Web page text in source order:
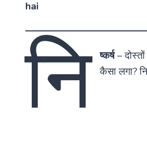
hai
नि ष्कर्ष–
कैसा लगा?